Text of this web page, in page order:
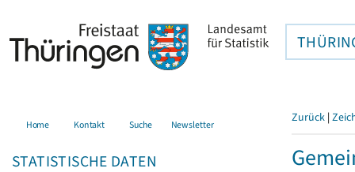
Home Kontakt Suche Newsletter
STATISTISCHE DATEN
Zurück |